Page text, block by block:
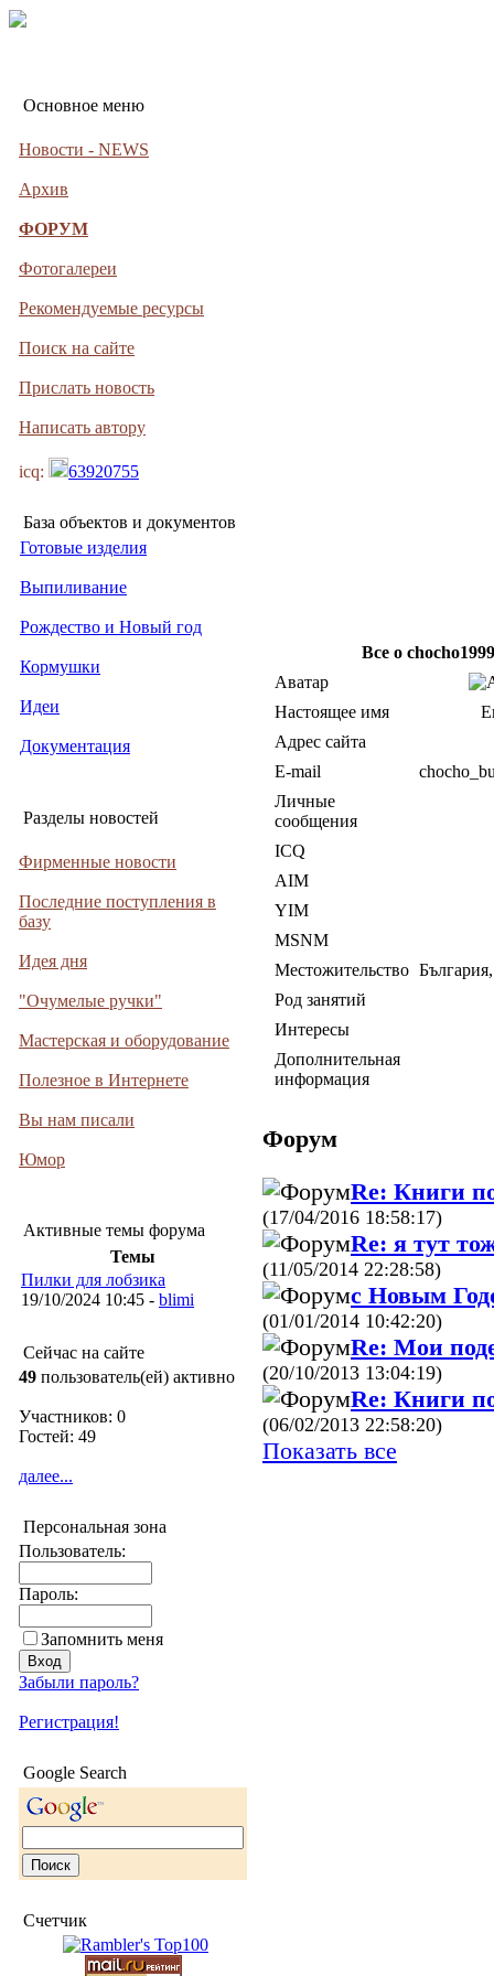
Основное меню
Новости - NEWS
Архив
ФОРУМ
Фотогалереи
Рекомендуемые ресурсы
Поиск на сайте
Прислать новость
Написать автору
icq: 63920755
База объектов и документов
Готовые изделия
Выпиливание
Рождество и Новый год
Кормушки
Идеи
Документация
Разделы новостей
Фирменные новости
Последние поступления в
базу
Идея дня
"Очумелые ручки"
Мастерская и оборудование
Полезное в Интернете
Вы нам писали
Юмор
Активные темы форума
Темы
Пилки для лобзика
19/10/2024 10:45 - blimi
Сейчас на сайте
49 пользователь(ей) активно
Участников: 0
Гостей: 49
далее...
Персональная зона
Пользователь:
Пароль:
Запомнить меня
Забыли пароль?
Регистрация!
Google Search
Счетчик
Все о chocho1999
Аватар
Настоящее имя
Адрес сайта
E-mail
Личные
сообщения
ICQ
AIM
YIM
MSNM
Местожительство
Род занятий
Интересы
Дополнительная
информация
Форум
Re: Книги
(17/04/2016 18:58:17)
Re: я тут
(11/05/2014 22:28:58)
с Новым
(01/01/2014 10:42:20)
Re: Мои
(20/10/2013 13:04:19)
Re: Книги
(06/02/2013 22:58:20)
Показать все